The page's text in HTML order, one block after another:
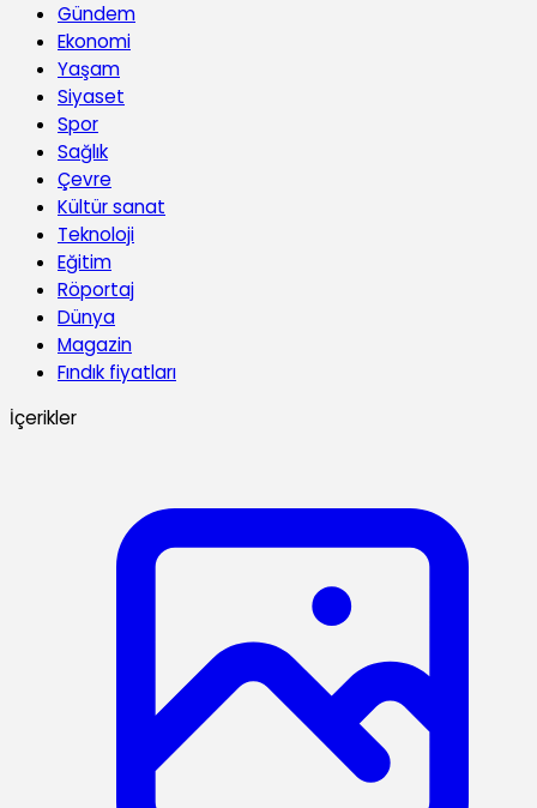
Gündem
Ekonomi
Yaşam
Siyaset
Spor
Sağlık
Çevre
Kültür sanat
Teknoloji
Eğitim
Röportaj
Dünya
Magazin
Fındık fiyatları
İçerikler